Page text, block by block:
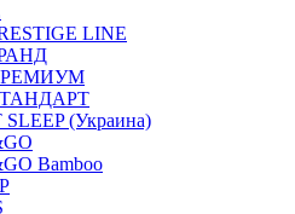
LINE
SLEEP (Украина)
Bamboo